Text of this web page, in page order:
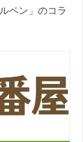
ペン」のコラ